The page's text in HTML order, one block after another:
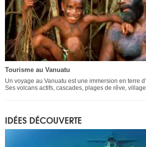
Tourisme au Vanuatu
Un voyage au Vanuatu est une immersion en terre
Ses volcans actifs, cascades, plages de rêve,
IDÉES DÉCOUVERTE